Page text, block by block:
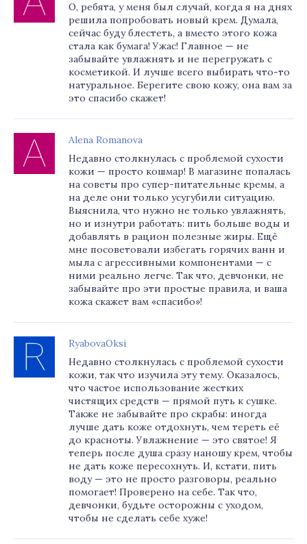
О, ребята, у меня был случай, когда я на днях
решила попробовать новый крем. Думала,
сейчас буду блестеть, а вместо этого кожа
стала как бумага! Ужас! Главное — не
забывайте увлажнять и не перегружать с
косметикой. И лучше всего выбирать что-то
натуральное. Берегите свою кожу, она вам за
это спасибо скажет!
Alena Romanova
Недавно столкнулась с проблемой сухости
кожи — просто кошмар! В магазине попалась
на советы про супер-питательные кремы, а
на деле они только усугубили ситуацию.
Выяснила, что нужно не только увлажнять,
но и изнутри работать: пить больше воды и
добавлять в рацион полезные жиры. Ещё
мне посоветовали избегать горячих ванн и
мыла с агрессивными компонентами — с
ними реально легче. Так что, девчонки, не
забывайте про эти простые правила, и ваша
кожа скажет вам «спасибо»!
RyabovaOksi
Недавно столкнулась с проблемой сухости
кожи, так что изучила эту тему. Оказалось,
что частое использование жестких
чистящих средств — прямой путь к сушке.
Также не забывайте про скрабы: иногда
лучше дать коже отдохнуть, чем тереть её
до красноты. Увлажнение — это святое! Я
теперь после душа сразу наношу крем, чтобы
не дать коже пересохнуть. И, кстати, пить
воду — это не просто разговоры, реально
помогает! Проверено на себе. Так что,
девчонки, будьте осторожны с уходом,
чтобы не сделать себе хуже!